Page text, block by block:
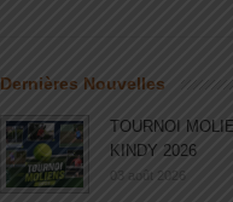
Dernières Nouvelles
TOURNOI
KINDY 2026
03 août 2026